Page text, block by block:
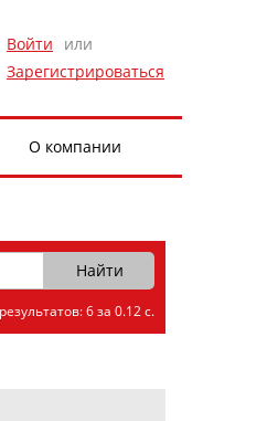
Войти
или
Зарегистрироваться
О компании
6 за 0.12 с.